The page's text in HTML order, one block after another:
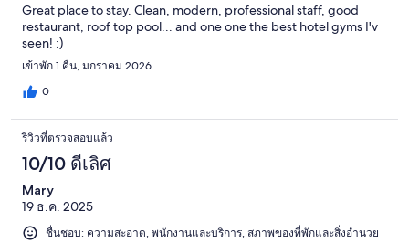
Great place to stay. Clean, modern, professional staff, good
restaurant, roof top pool... and one one the best hotel gyms I'v
seen! :)
เข้าพัก 1 คืน, มกราคม 2026
0
รีวิวที่ตรวจสอบแล้ว
10/10 ดีเลิศ
Mary
19 ธ.ค. 2025
ชื่นชอบ: ความสะอาด, พนักงานและบริการ, สภาพของที่พักและสิ่งอำนวย